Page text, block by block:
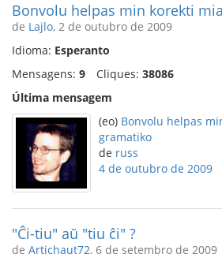
Bonvolu helpas min korekti
de Lajlo, 2 de outubro de 2009
Idioma: Esperanto
Mensagens: 9 Cliques: 38086
Última mensagem
(eo) Bonvolu helpas
gramatiko
de russ
4 de outubro de 2009
"Ĉi-tiu" aŭ "tiu ĉi" ?
de Artichaut72, 6 de setembro de 2009